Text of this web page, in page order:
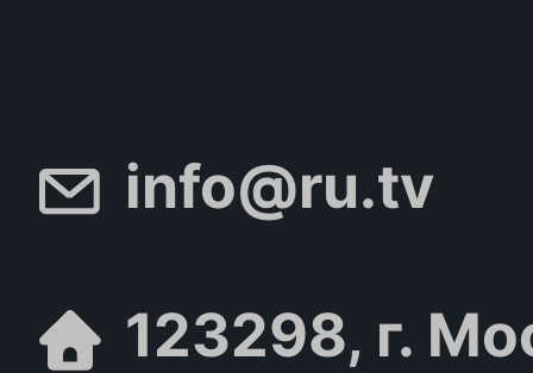
info@ru.tv
123298, г.